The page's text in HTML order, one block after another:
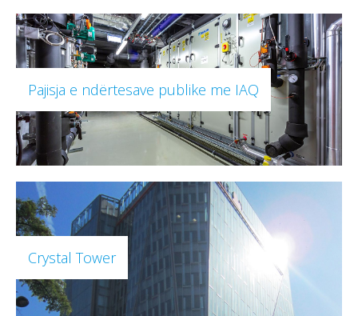
Pajisja e ndërtesave publike me IAQ
Crystal Tower